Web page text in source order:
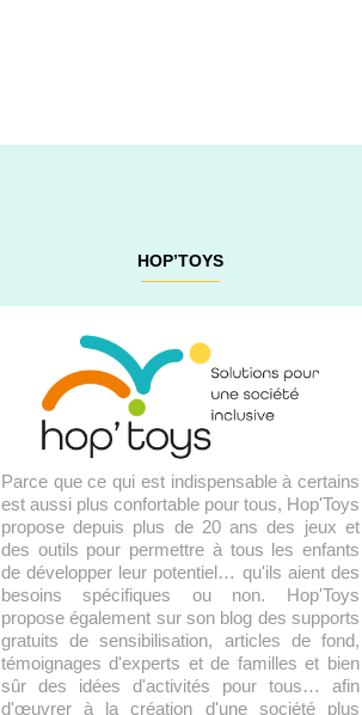
HOP’TOYS
Parce que ce qui est indispensable à certains
est aussi plus confortable pour tous, Hop'Toys
propose depuis plus de 20 ans des jeux et
des outils pour permettre à tous les enfants
de développer leur potentiel… qu'ils aient des
besoins spécifiques ou non. Hop'Toys
propose également sur son blog des supports
gratuits de sensibilisation, articles de fond,
témoignages d'experts et de familles et bien
sûr des idées d'activités pour tous… afin
d'œuvrer à la création d'une société plus